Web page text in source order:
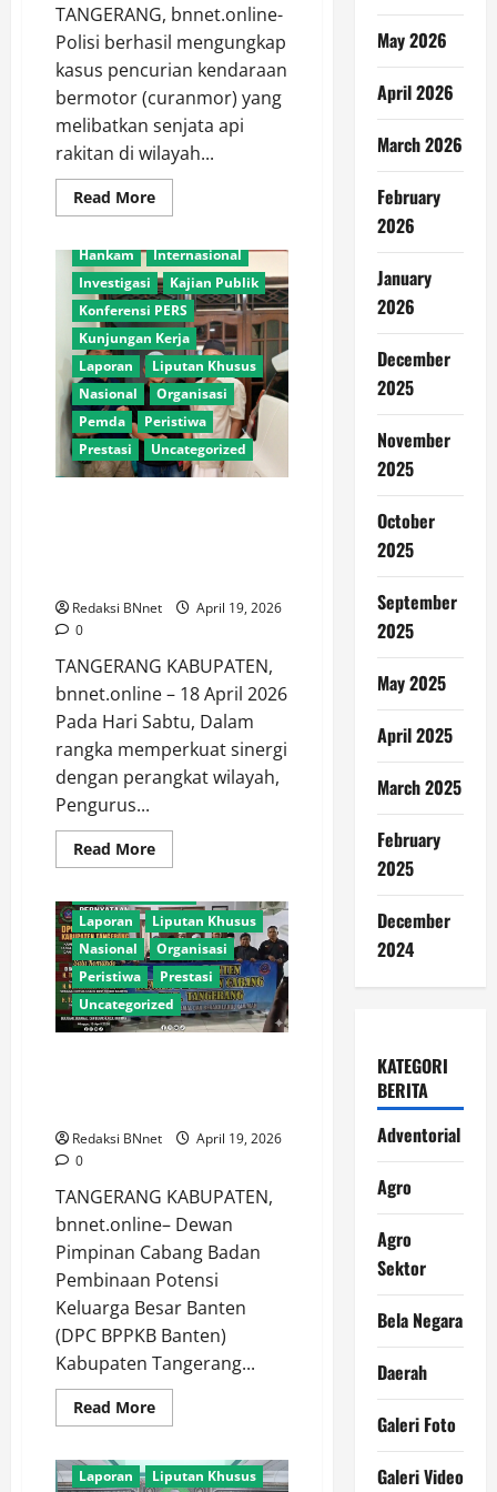
TANGERANG, bnnet.online-
Polisi berhasil mengungkap
kasus pencurian kendaraan
bermotor (curanmor) yang
melibatkan senjata api
rakitan di wilayah...
Read MoreRead
more
Nekat
Remaja
Curi
Motor
Berujung
Penangkapan,
Polisi
Temukan
Senpi
dan
Peluru
Agro Sektor
Hankam
Internasional
Investigasi
Kajian Publik
Konferensi PERS
Kunjungan Kerja
Laporan
Liputan Khusus
Nasional
Organisasi
Pemda
Peristiwa
Prestasi
Uncategorized
Redaksi BNnet
April 19, 2026
0
TANGERANG KABUPATEN,
bnnet.online – 18 April 2026
Pada Hari Sabtu, Dalam
rangka memperkuat sinergi
dengan perangkat wilayah,
Pengurus...
Read MoreRead
more
Sinergi
Wilayah,
BPPKB
Kuta
Baru
Gelar
Silahturahmi
dan
Kenalkan
001
&
Adventorial
Agro
Agro Sektor
Bela Negara
Geleri
Hankam
Hukum
Internasional
Investigasi
Kesehatan
Konferensi PERS
Laporan
Liputan Khusus
Nasional
Organisasi
Peristiwa
Prestasi
Uncategorized
Redaksi BNnet
April 19, 2026
0
TANGERANG KABUPATEN,
bnnet.online– Dewan
Pimpinan Cabang Badan
Pembinaan Potensi
Keluarga Besar Banten
(DPC BPPKB Banten)
Kabupaten Tangerang...
Read MoreRead
more
Pasarkemis
Tegaskan
Adventorial
Agro
Agro Sektor
Bela Negara
Daerah
Galeri Foto
Geleri
Hankam
Hukum
Internasional
Investigasi
Kajian Publik
Laporan
Liputan Khusus
May 2026
April 2026
March 2026
February
2026
January
2026
December
2025
November
2025
October
2025
September
2025
May 2025
April 2025
March 2025
February
2025
December
2024
KATEGORI
BERITA
Adventorial
Agro
Agro
Sektor
Bela Negara
Daerah
Galeri Foto
Galeri Video